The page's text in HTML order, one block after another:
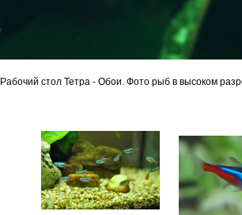
Рабочий стол Тетра - Обои. Фото рыб в высоком